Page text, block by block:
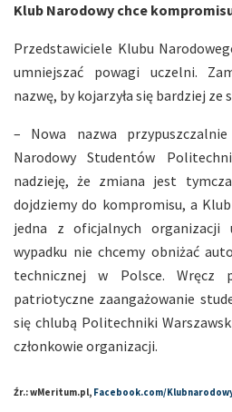
Klub Narodowy chce
Przedstawiciele Klubu
umniejszać powagi uczelni.
nazwę, by kojarzyła się bardziej ze
– Nowa nazwa
Narodowy Studentów
nadzieję, że zmiana jest
dojdziemy do kompromisu, a Klub
jedna z oficjalnych organizacji
wypadku nie chcemy obniżać
technicznej w Polsce. Wręcz
patriotyczne zaangażowanie
się chlubą Politechniki
członkowie organizacji.
Źr.: wMeritum.pl, Facebook.com/